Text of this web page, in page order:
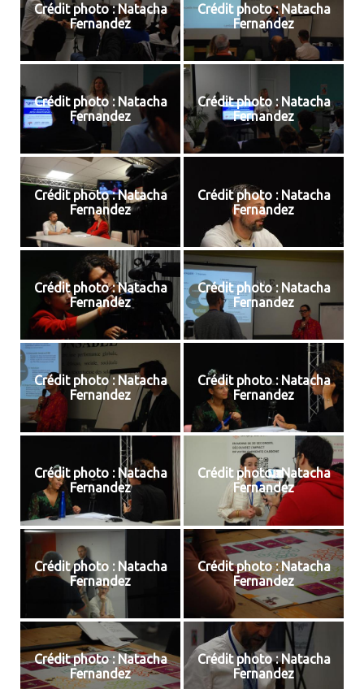
Crédit photo : Natacha
Fernandez
Crédit photo : Natacha
Fernandez
Crédit photo : Natacha
Fernandez
Crédit photo : Natacha
Fernandez
Crédit photo : Natacha
Fernandez
Crédit photo : Natacha
Fernandez
Crédit photo : Natacha
Fernandez
Crédit photo : Natacha
Fernandez
Crédit photo : Natacha
Fernandez
Crédit photo : Natacha
Fernandez
Crédit photo : Natacha
Fernandez
Crédit photo : Natacha
Fernandez
Crédit photo : Natacha
Fernandez
Crédit photo : Natacha
Fernandez
Crédit photo : Natacha
Fernandez
Crédit photo : Natacha
Fernandez